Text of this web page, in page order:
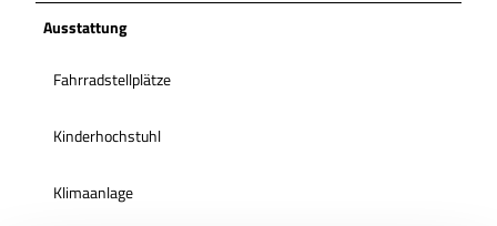
Ausstattung
Fahrradstellplätze
Kinderhochstuhl
Klimaanlage